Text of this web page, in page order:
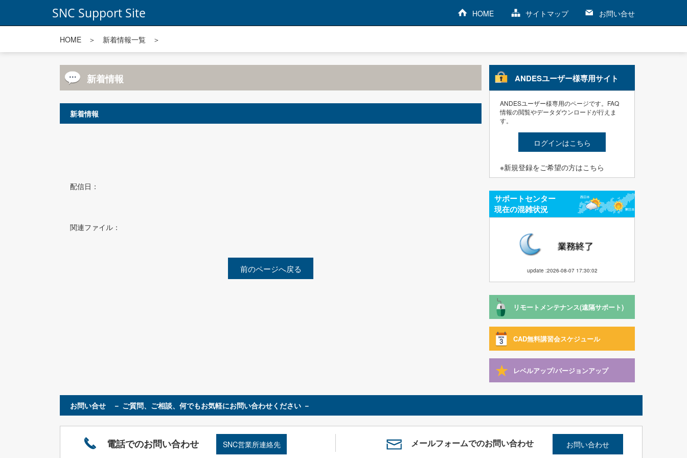
SNC Support Site HOME サイトマップ お問い合せ
HOME ＞ 新着情報一覧 ＞
新着情報
新着情報
配信日：
関連ファイル：
前のページへ戻る
ANDESユーザー様専用サイト
ANDESユーザー様専用のページです。FAQ
情報の閲覧やデータダウンロードが行えま
す。
ログインはこちら
※新規登録をご希望の方はこちら
サポートセンター
現在の混雑状況
update :2026-08-07 17:30:02
リモートメンテナンス(遠隔サポート)
CAD無料講習会スケジュール
レベルアップ/バージョンアップ
お問い合せ － ご質問、ご相談、何でもお気軽にお問い合わせください －
電話でのお問い合わせ SNC営業所連絡先 メールフォームでのお問い合わせ お問い合わせ